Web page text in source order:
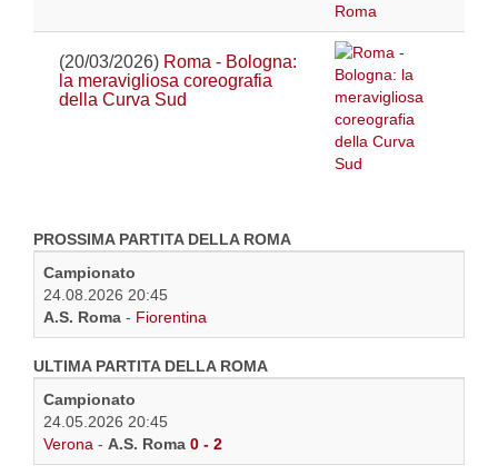
(20/03/2026) Roma - Bologna:
la meravigliosa coreografia
della Curva Sud
PROSSIMA PARTITA DELLA ROMA
Campionato
24.08.2026 20:45
A.S. Roma - Fiorentina
ULTIMA PARTITA DELLA ROMA
Campionato
24.05.2026 20:45
Verona - A.S. Roma 0 - 2